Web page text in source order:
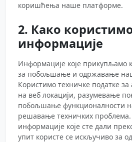
коришћења наше платформе.
2. Како
информације
Информације које прикупљамо
за побољшање и одржавање
Користимо техничке податке за
на веб локацији, разумевање
побољшање функционалности
решавање техничких проблема.
информације које сте дали
упит користе се искључиво за